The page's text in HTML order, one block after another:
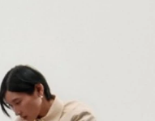
COLECCIÓN